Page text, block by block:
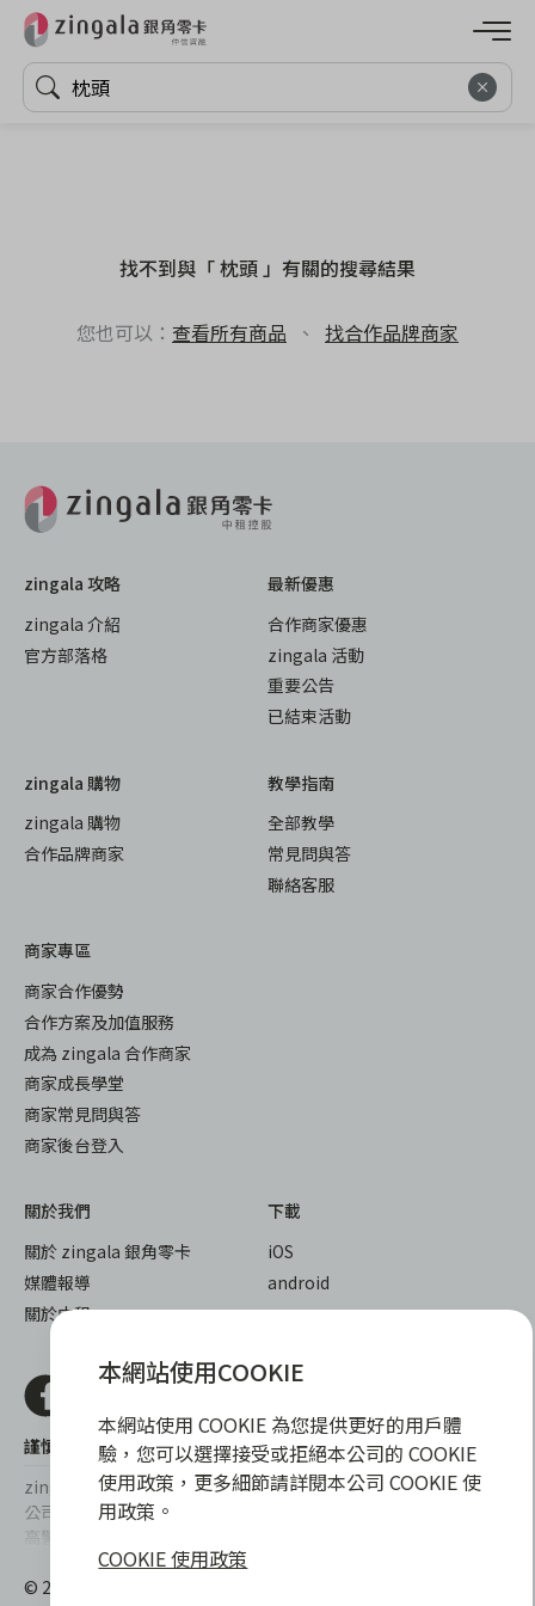
找不到與「 枕頭 」有關的搜尋結果
您也可以： 查看所有商品 、 找合作品牌商家
zingala 攻略
zingala 介紹
官方部落格
最新優惠
合作商家優惠
zingala 活動
重要公告
已結束活動
zingala 購物
zingala 購物
合作品牌商家
教學指南
全部教學
常見問與答
聯絡客服
商家專區
商家合作優勢
合作方案及加值服務
成為 zingala 合作商家
商家成長學堂
商家常見問與答
商家後台登入
關於我們
關於 zingala 銀角零卡
媒體報導
關於中租
下載
iOS
android
謹慎衡量自身財務狀況，理性理財最安心
zingala銀角零卡/仲信資融沒有代辦公司及代辦業務，也未與代辦
公司合作，更不會要求您提供實體銀行提款卡或實體信用卡，請提
高警覺，勿受騙上當！
提醒您，消費前請審慎評估財務狀況，理性理財最安心。總費用年
百分率區間為0%~15.9%，實際費用率，仍以各合作商家提供之商
© 2022 仲信資融股份有限公司 Chailease Consumer Finance
本網站使用COOKIE
本網站使用 COOKIE 為您提供更好的用戶體
驗，您可以選擇接受或拒絕本公司的 COOKIE
使用政策，更多細節請詳閱本公司 COOKIE 使
用政策。
COOKIE 使用政策